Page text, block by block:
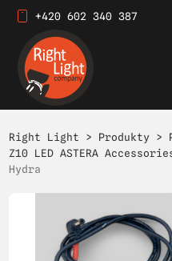
+420 602 340 387
Right Light > Produkty >
Z10 LED ASTERA
Hydra